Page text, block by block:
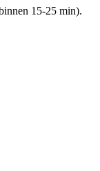
15-25 min).